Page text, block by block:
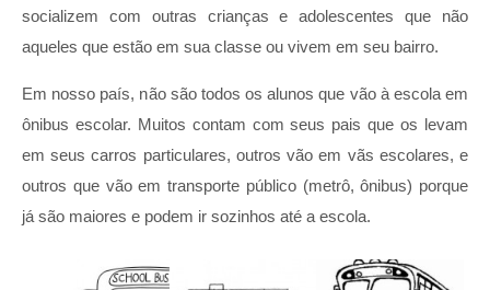
socializem com outras crianças e adolescentes que não
aqueles que estão em sua classe ou vivem em seu bairro.
Em nosso país, não são todos os alunos que vão à escola em
ônibus escolar. Muitos contam com seus pais que os levam
em seus carros particulares, outros vão em vãs escolares, e
outros que vão em transporte público (metrô, ônibus) porque
já são maiores e podem ir sozinhos até a escola.